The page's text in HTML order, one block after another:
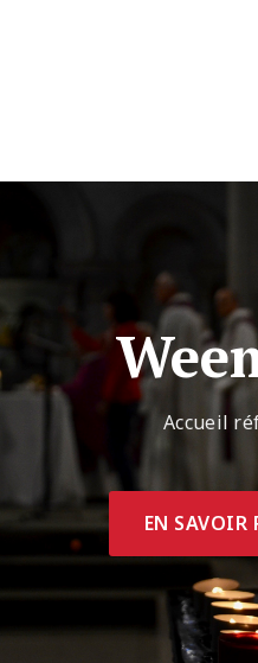
Accueil
EN SAVOIR